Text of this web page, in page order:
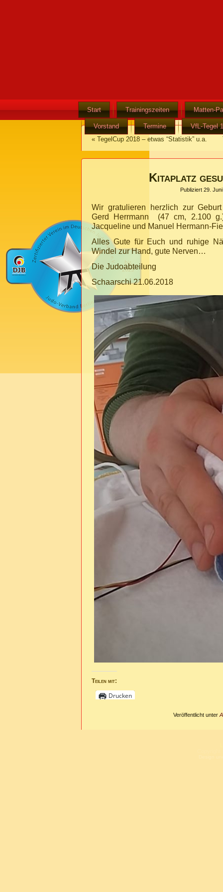
Start Trainingszeiten Matten-
Vorstand Termine
VfL-Tegel
« TegelCup 2018 – etwas “Statistik” u.a.
Kitaplatz
Publiziert 29.
Wir gratulieren herzlich zur
Gerd Herrmann (47 cm, 2.100
Jacqueline und Manuel Hermann-
Alles Gute für Euch und ruhige
Windel zur Hand, gute Nerven…
Die Judoabteilung
Schaarschi 21.06.2018
Teilen mit:
Drucken
Veröffentlicht unter